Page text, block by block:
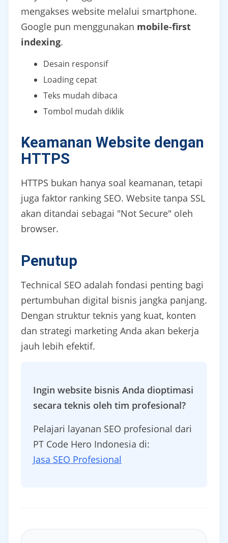
mengakses website melalui smartphone.
Google pun menggunakan mobile-first
indexing.
Desain responsif
Loading cepat
Teks mudah dibaca
Tombol mudah diklik
Keamanan Website dengan
HTTPS
HTTPS bukan hanya soal keamanan, tetapi
juga faktor ranking SEO. Website tanpa SSL
akan ditandai sebagai "Not Secure" oleh
browser.
Penutup
Technical SEO adalah fondasi penting bagi
pertumbuhan digital bisnis jangka panjang.
Dengan struktur teknis yang kuat, konten
dan strategi marketing Anda akan bekerja
jauh lebih efektif.
Ingin website bisnis Anda dioptimasi
secara teknis oleh tim profesional?
Pelajari layanan SEO profesional dari
PT Code Hero Indonesia di:
Jasa SEO Profesional